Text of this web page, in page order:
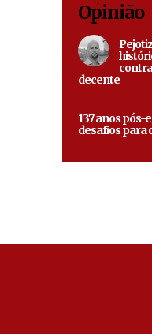
Opinião
decente
137 anos pós-
desafios para